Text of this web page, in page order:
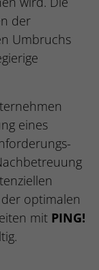
der
Umbruchs
eines
optimalen
mit PING!